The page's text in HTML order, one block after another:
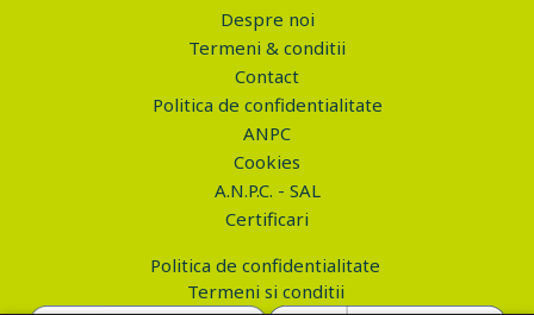
Despre noi
Termeni & conditii
Contact
Politica de confidentialitate
ANPC
Cookies
A.N.P.C. - SAL
Certificari
Politica de confidentialitate
Termeni si conditii